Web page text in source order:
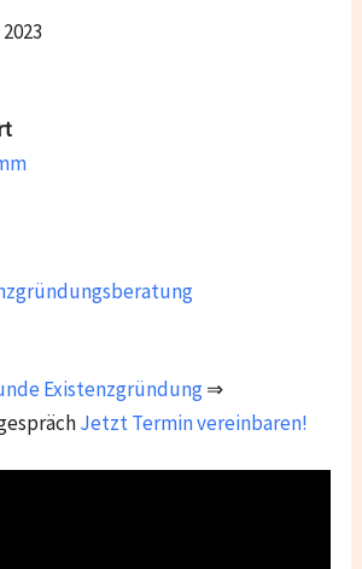
Existenzgründung⇒
Jetzt Termin vereinbaren!